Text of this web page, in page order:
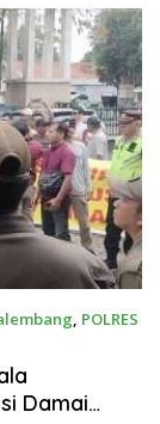
, POLRES
Damai